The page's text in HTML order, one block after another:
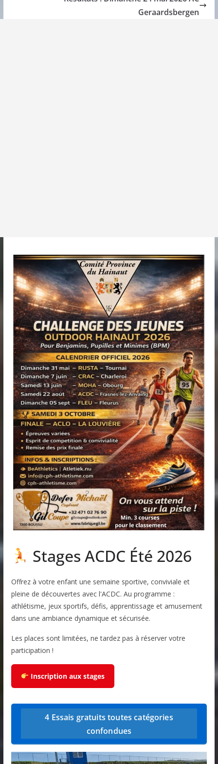
Geraardsbergen
Stages ACDC Été 2026
Offrez à votre enfant une semaine sportive, conviviale et
pleine de découvertes avec l'ACDC. Au programme :
athlétisme, jeux sportifs, défis, apprentissage et amusement
dans une ambiance dynamique et sécurisée.
Les places sont limitées, ne tardez pas à réserver votre
participation !
Inscription aux stages
4 Essais gratuits toutes catégories
confondues